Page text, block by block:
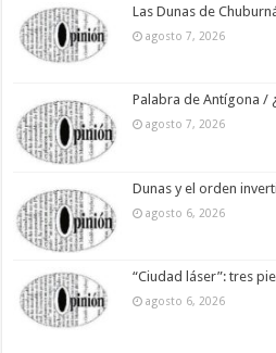
Las Dunas de
agosto 7, 2026
Palabra de Antígona /
agosto 7, 2026
Dunas y el orden
agosto 6, 2026
“Ciudad láser”: tres
agosto 6, 2026